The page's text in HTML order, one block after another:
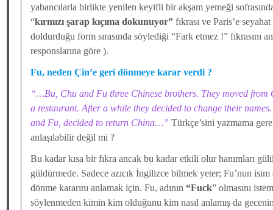
yabancılarla birlikte yenilen keyifli bir akşam yemeği
“kırmızı şarap kıçıma dokunuyor” fıkrası ve Paris’e
doldurduğu form sırasında söylediği “Fark etmez !” fıkrasını
responslarına göre ).
Fu, neden Çin’e geri dönmeye karar verdi ?
“…Bu, Chu and Fu three Chinese brothers. They moved from
a restaurant. After a while they decided to change their
and Fu, decided to return China…” Türkçe’sini yazmama
anlaşılabilir değil mi ?
Bu kadar kısa bir fıkra ancak bu kadar etkili olur hanımları
güldürmede. Sadece azıcık İngilizce bilmek yeter; Fu’nun
dönme kararını anlamak için. Fu, adının “Fuck” olmasını
söylenmeden kimin kim olduğunu kim nasıl anlamış da